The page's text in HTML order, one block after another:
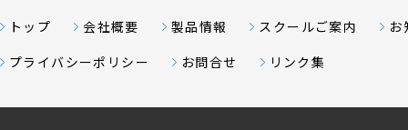
トップ 会社概要 製品情報 スクールご案内
お
プライバシーポリシー
お問合せ リンク集